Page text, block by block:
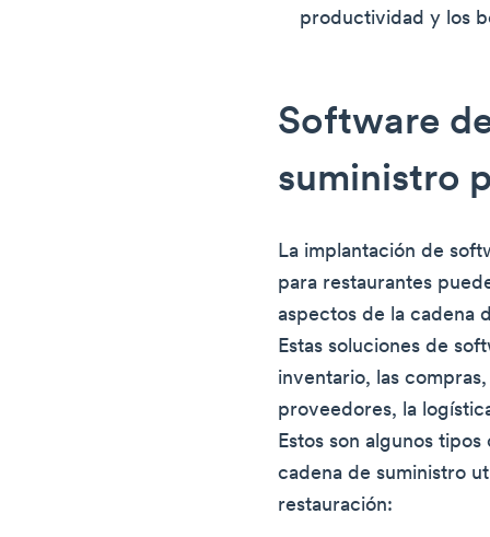
productividad y los
Software
suministro
La implantación de
para restaurantes
aspectos de la cadena
Estas soluciones de
inventario, las
proveedores, la
Estos son algunos
cadena de suministro
restauración: